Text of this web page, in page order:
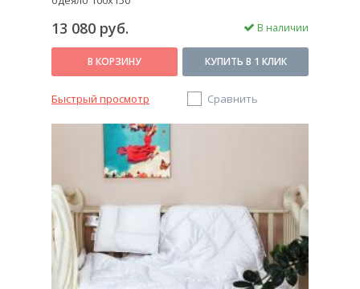
13 080 руб. В наличии
В КОРЗИНУ КУПИТЬ В 1 КЛИК
Быстрый просмотр Сравнить